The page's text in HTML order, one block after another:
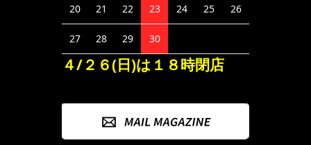
20 21 22 23 24 25 26
27 28 29 30
４/２６(日)は１８時閉店